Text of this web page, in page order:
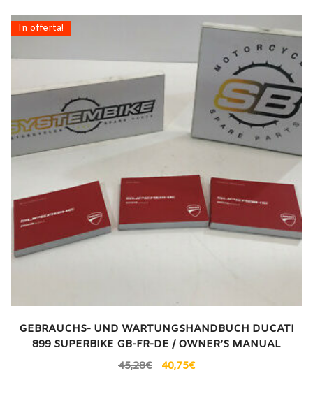
In offerta!
GEBRAUCHS- UND WARTUNGSHANDBUCH DUCATI
899 SUPERBIKE GB-FR-DE / OWNER’S MANUAL
45,28€ 40,75€